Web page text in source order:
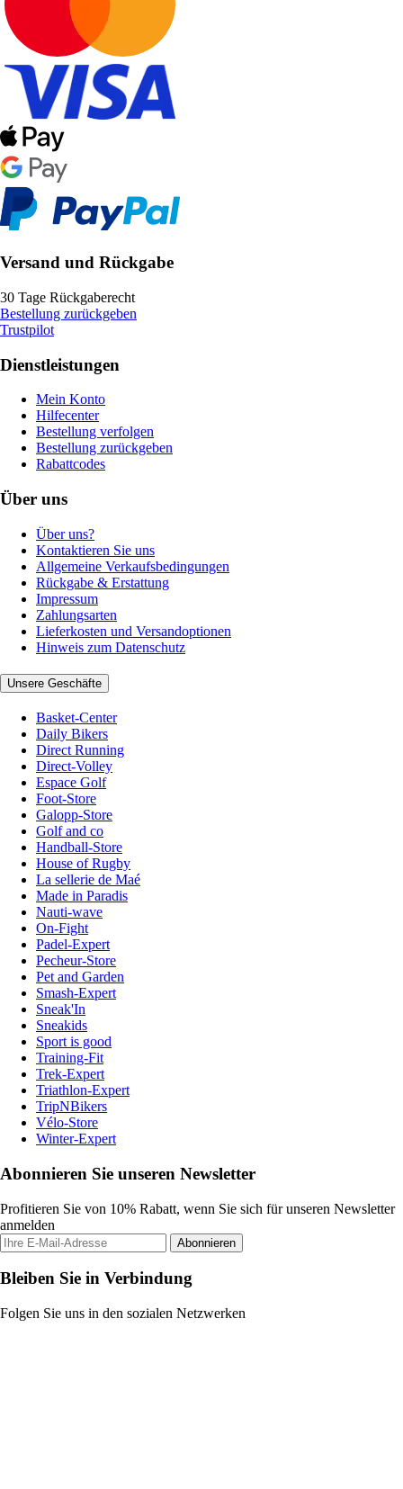
Versand und Rückgabe
30 Tage Rückgaberecht
Bestellung zurückgeben
Trustpilot
Dienstleistungen
Mein Konto
Hilfecenter
Bestellung verfolgen
Bestellung zurückgeben
Rabattcodes
Über uns
Über uns?
Kontaktieren Sie uns
Allgemeine Verkaufsbedingungen
Rückgabe & Erstattung
Impressum
Zahlungsarten
Lieferkosten und Versandoptionen
Hinweis zum Datenschutz
Unsere Geschäfte
Basket-Center
Daily Bikers
Direct Running
Direct-Volley
Espace Golf
Foot-Store
Galopp-Store
Golf and co
Handball-Store
House of Rugby
La sellerie de Maé
Made in Paradis
Nauti-wave
On-Fight
Padel-Expert
Pecheur-Store
Pet and Garden
Smash-Expert
Sneak'In
Sneakids
Sport is good
Training-Fit
Trek-Expert
Triathlon-Expert
TripNBikers
Vélo-Store
Winter-Expert
Abonnieren Sie unseren Newsletter
Profitieren Sie von 10% Rabatt, wenn Sie sich für unseren Newsletter
anmelden
Abonnieren
Bleiben Sie in Verbindung
Folgen Sie uns in den sozialen Netzwerken